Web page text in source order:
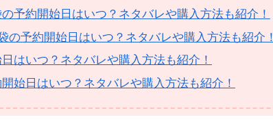
予約開始日はいつ？ネタバレや購入方法も紹介！
の予約開始日はいつ？ネタバレや購入方法も紹介！
はいつ？ネタバレや購入方法も紹介！
始日はいつ？ネタバレや購入方法も紹介！